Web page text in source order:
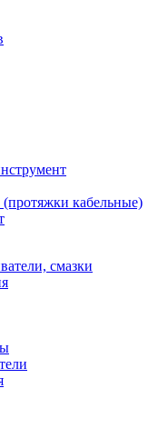
(протяжки кабельные)
смазки